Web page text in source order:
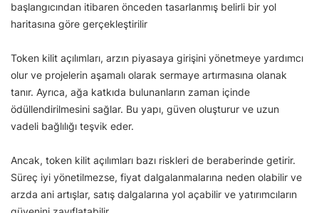
başlangıcından itibaren önceden tasarlanmış belirli bir yol
haritasına göre gerçekleştirilir
Token kilit açılımları, arzın piyasaya girişini yönetmeye yardımcı
olur ve projelerin aşamalı olarak sermaye artırmasına olanak
tanır. Ayrıca, ağa katkıda bulunanların zaman içinde
ödüllendirilmesini sağlar. Bu yapı, güven oluşturur ve uzun
vadeli bağlılığı teşvik eder.
Ancak, token kilit açılımları bazı riskleri de beraberinde getirir.
Süreç iyi yönetilmezse, fiyat dalgalanmalarına neden olabilir ve
arzda ani artışlar, satış dalgalarına yol açabilir ve yatırımcıların